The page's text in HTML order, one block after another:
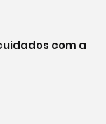
com a